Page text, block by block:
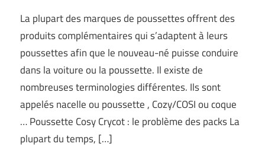
La plupart des marques de poussettes offrent des
produits complémentaires qui s’adaptent à leurs
poussettes afin que le nouveau-né puisse conduire
dans la voiture ou la poussette. Il existe de
nombreuses terminologies différentes. Ils sont
appelés nacelle ou poussette , Cozy/COSI ou coque
… Poussette Cosy Crycot : le problème des packs La
plupart du temps, […]